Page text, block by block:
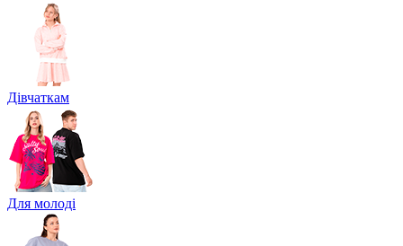
Дівчаткам
Для молоді